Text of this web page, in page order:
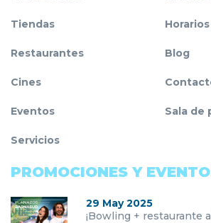
Tiendas
Restaurantes
Cines
Eventos
Servicios
Blog
Sala de
PROMOCIONES Y
29 May 2025
¡Bowling + restaurante